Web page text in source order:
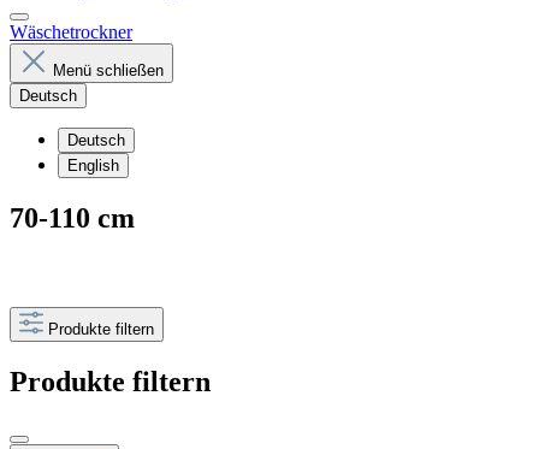
Wäschetrockner
Menü schließen
Deutsch
Deutsch
English
70-110 cm
Produkte filtern
Produkte filtern